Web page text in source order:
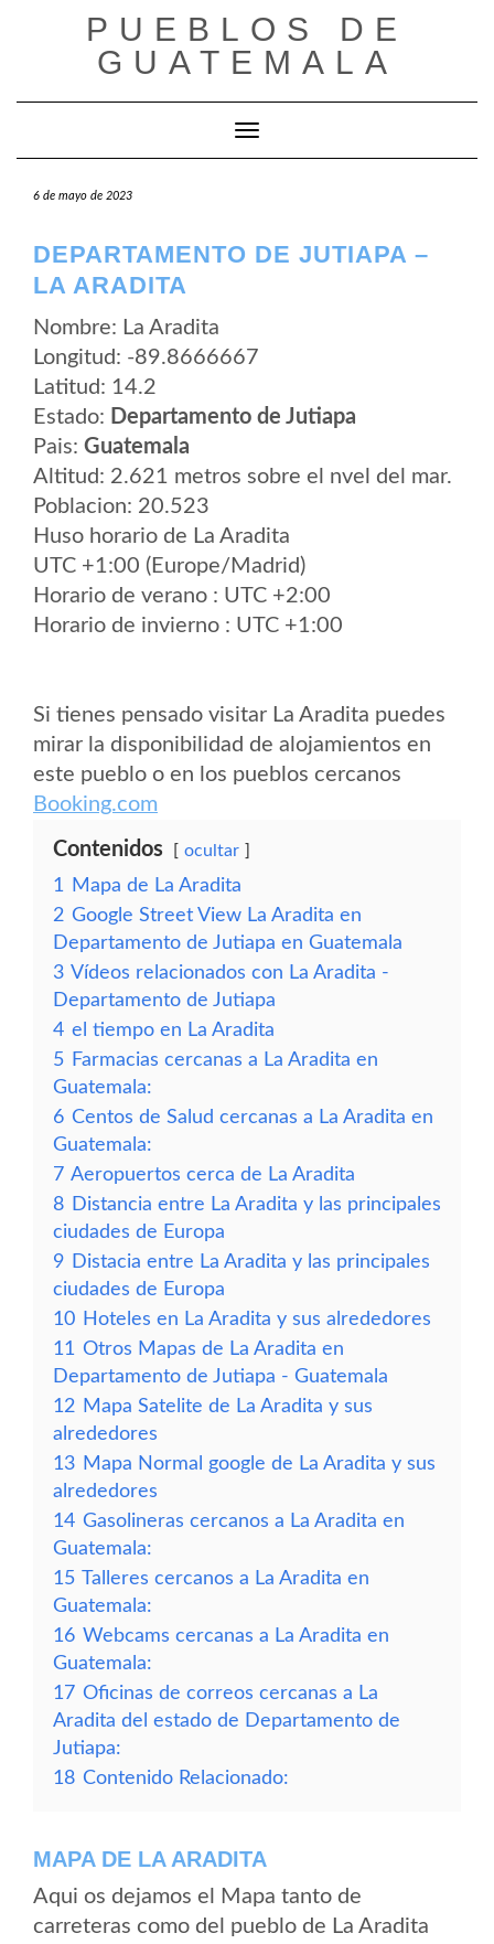
PUEBLOS DE
GUATEMALA
Cambiar modo de navegación
6 de mayo de 2023
DEPARTAMENTO DE JUTIAPA –
LA ARADITA
Nombre: La Aradita
Longitud: -89.8666667
Latitud: 14.2
Estado: Departamento de Jutiapa
Pais: Guatemala
Altitud: 2.621 metros sobre el nvel del mar.
Poblacion: 20.523
Huso horario de La Aradita
UTC +1:00 (Europe/Madrid)
Horario de verano : UTC +2:00
Horario de invierno : UTC +1:00
Si tienes pensado visitar La Aradita puedes
mirar la disponibilidad de alojamientos en
este pueblo o en los pueblos cercanos
Booking.com
Contenidos ocultar
1
Mapa de La Aradita
2 Google Street View La Aradita en
Departamento de Jutiapa en Guatemala
3 Vídeos relacionados con La Aradita -
Departamento de Jutiapa
4 el tiempo en La Aradita
5 Farmacias cercanas a La Aradita en
Guatemala:
6 Centos de Salud cercanas a La Aradita en
Guatemala:
7 Aeropuertos cerca de La Aradita
8 Distancia entre La Aradita y las principales
ciudades de Europa
9 Distacia entre La Aradita y las principales
ciudades de Europa
10 Hoteles en La Aradita y sus alrededores
11 Otros Mapas de La Aradita en
Departamento de Jutiapa - Guatemala
12 Mapa Satelite de La Aradita y sus
alrededores
13 Mapa Normal google de La Aradita y sus
alrededores
14 Gasolineras cercanos a La Aradita en
Guatemala:
15 Talleres cercanos a La Aradita en
Guatemala:
16 Webcams cercanas a La Aradita en
Guatemala:
17 Oficinas de correos cercanas a La
Aradita del estado de Departamento de
Jutiapa:
18 Contenido Relacionado:
MAPA DE LA ARADITA
Aqui os dejamos el Mapa tanto de
carreteras como del pueblo de La Aradita